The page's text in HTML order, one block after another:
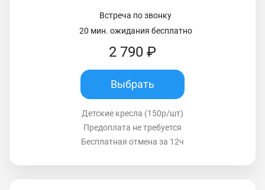
Встреча по звонку
20 мин. ожидания бесплатно
2 790 ₽
Выбрать
Детские кресла (150р/шт)
Предоплата не требуется
Бесплатная отмена за 12ч